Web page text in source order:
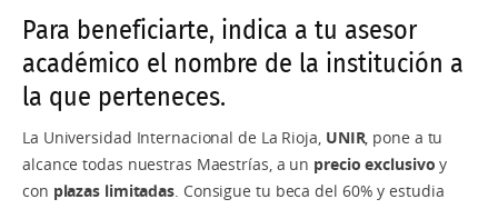
Para beneficiarte, indica a tu asesor
académico el nombre de la institución a
la que perteneces.
La Universidad Internacional de La Rioja, UNIR, pone a tu
alcance todas nuestras Maestrías, a un precio exclusivo y
con plazas limitadas. Consigue tu beca del 60% y estudia